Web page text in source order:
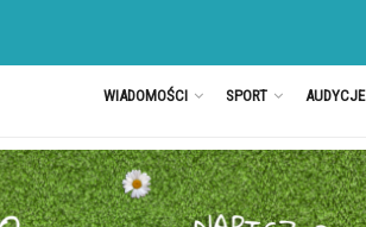
WIADOMOŚCI SPORT AUDYCJE